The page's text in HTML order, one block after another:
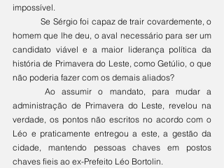
impossível.
	Se Sérgio foi capaz de trair covardemente, o
homem que lhe deu, o aval necessário para ser um
candidato viável e a maior liderança política da
história de Primavera do Leste, como Getúlio, o que
não poderia fazer com os demais aliados?
	Ao assumir o mandato, para mudar a
administração de Primavera do Leste, revelou na
verdade, os pontos não escritos no acordo com o
Léo e praticamente entregou a este, a gestão da
cidade, mantendo pessoas chaves em postos
chaves fieis ao ex-Prefeito Léo Bortolin.